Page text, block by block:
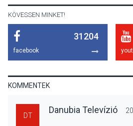
TERMÉSZETI
KÖVESSEN MINKET!
31204
facebook
KOMMENTEK
DT
Danubia Televízió